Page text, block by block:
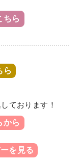
ちら
ら
ております！
から
を見る